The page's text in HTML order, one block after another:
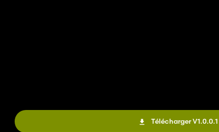
Télécharger V1.0.0.1